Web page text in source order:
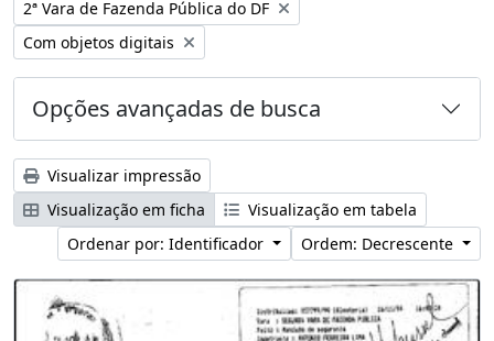
Remover filtro:
2ª Vara de Fazenda Pública do DF
Remover filtro:
Com objetos digitais
Opções avançadas de busca
Visualizar impressão
Visualização em ficha
Visualização em tabela
Ordenar por: Identificador
Ordem: Decrescente